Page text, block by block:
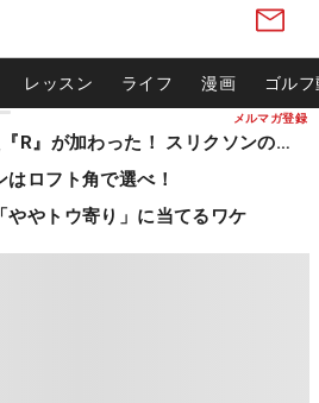
メルマガ登録
レッスン ライフ 漫画 ゴル
『4』が消え『R』が加わった！ スリクソンの新作
はロフト角で選べ！
ややトウ寄り」に当てるワケ